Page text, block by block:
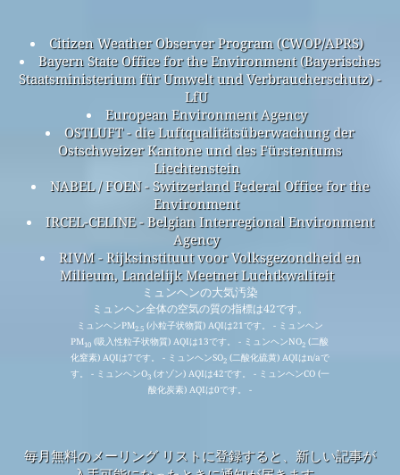
Citizen Weather Observer Program (CWOP/APRS)
Bayern State Office for the Environment (Bayerisches
Staatsministerium für Umwelt und Verbraucherschutz) -
LfU
European Environment Agency
OSTLUFT - die Luftqualitätsüberwachung der
Ostschweizer Kantone und des Fürstentums
Liechtenstein
NABEL / FOEN - Switzerland Federal Office for the
Environment
IRCEL-CELINE - Belgian Interregional Environment
Agency
RIVM - Rijksinstituut voor Volksgezondheid en
Milieum, Landelijk Meetnet Luchtkwaliteit
ミュンヘンの大気汚染
ミュンヘン全体の空気の質の指標は42です。
ミュンヘンPM2.5(小粒子状物質) AQIは21です。 - ミュンヘン
PM10 (吸入性粒子状物質) AQIは13です。 - ミュンヘンNO2 (二酸
化窒素) AQIは7です。 - ミュンヘンSO2(二酸化硫黄) AQIはn/aで
す。 - ミュンヘンO3(オゾン) AQIは42です。 - ミュンヘンCO (一
酸化炭素) AQIは0です。 -
毎月無料のメーリング リストに登録すると、新しい記事が